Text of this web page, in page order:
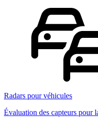
Radars pour véhicules
Évaluation des capteurs pour